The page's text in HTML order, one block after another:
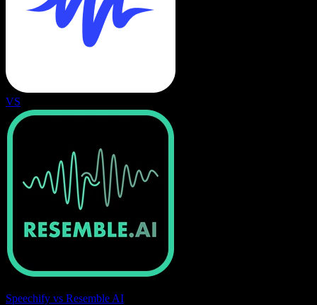
VS
Speechify vs Resemble AI